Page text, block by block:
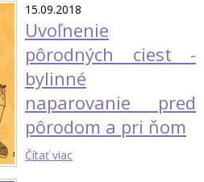
15.09.2018
Uvoľnenie
pôrodných ciest -
bylinné
naparovanie pred
pôrodom a pri ňom
Čítať viac